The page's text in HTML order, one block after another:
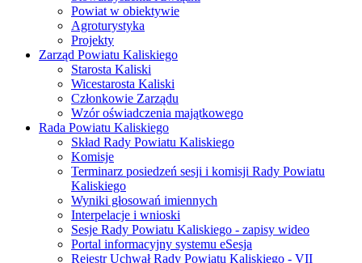
Powiat w obiektywie
Agroturystyka
Projekty
Zarząd Powiatu Kaliskiego
Starosta Kaliski
Wicestarosta Kaliski
Członkowie Zarządu
Wzór oświadczenia majątkowego
Rada Powiatu Kaliskiego
Skład Rady Powiatu Kaliskiego
Komisje
Terminarz posiedzeń sesji i komisji Rady Powiatu
Kaliskiego
Wyniki głosowań imiennych
Interpelacje i wnioski
Sesje Rady Powiatu Kaliskiego - zapisy wideo
Portal informacyjny systemu eSesja
Rejestr Uchwał Rady Powiatu Kaliskiego - VII